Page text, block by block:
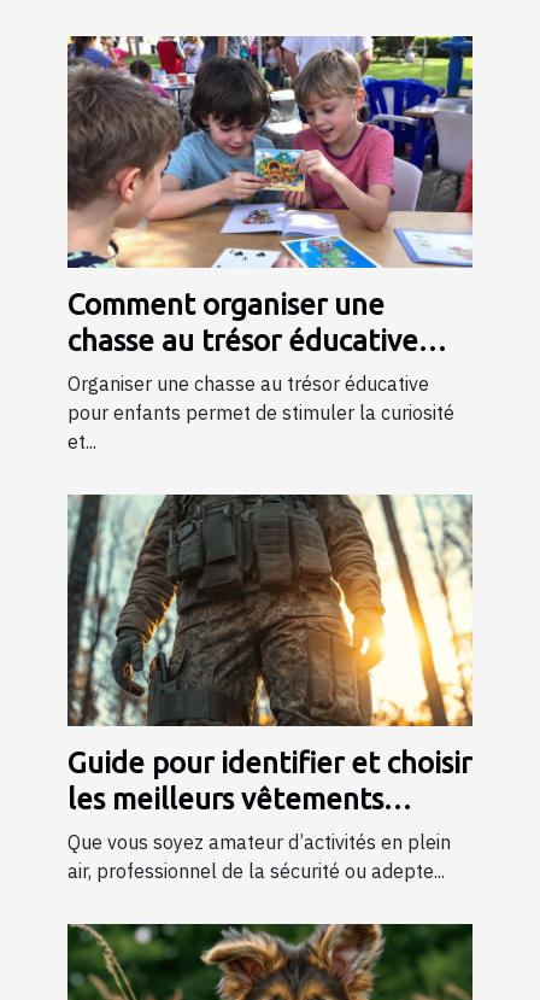
Comment organiser une
chasse au trésor éducative
pour enfants
Organiser une chasse au trésor éducative
pour enfants permet de stimuler la curiosité
et...
Guide pour identifier et choisir
les meilleurs vêtements
tactiques
Que vous soyez amateur d’activités en plein
air, professionnel de la sécurité ou adepte...